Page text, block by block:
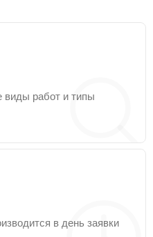
виды работ и типы
в день заявки